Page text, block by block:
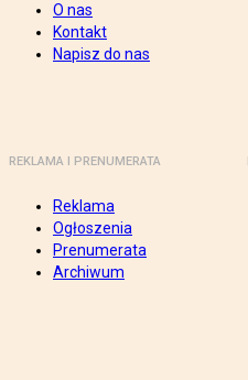
O nas
Kontakt
Napisz do nas
REKLAMA I PRENUMERATA
Reklama
Ogłoszenia
Prenumerata
Archiwum